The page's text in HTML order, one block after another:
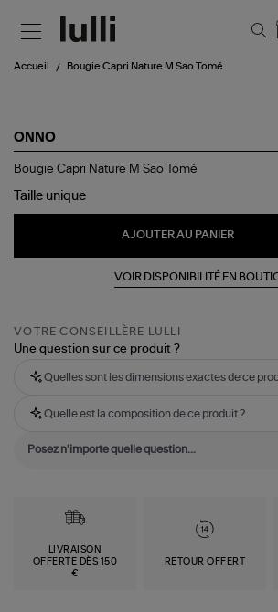
Accueil Bougie Capri Nature M Sao Tomé
ONNO
Bougie
Nature
Bougie Capri Nature M Sao Tomé
Taille unique
AJOUTER AU PANIER
VOIR DISPONIBILITÉ EN
VOTRE CONSEILLÈRE LULLI
Une question sur ce produit ?
Quelles sont les dimensions exactes de ce
Quelle est la composition de ce produit ?
LIVRAISON
OFFERTE DÈS 150
€
RETOUR OFFERT